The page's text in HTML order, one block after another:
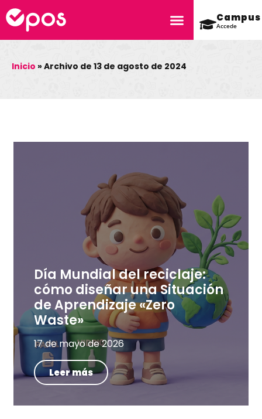
Campus
Accede
Inicio »Archivo de 13 de agosto de 2024
Día Mundial del reciclaje:
cómo diseñar una Situación
de Aprendizaje «Zero
Waste»
17 de mayo de 2026
Leer más